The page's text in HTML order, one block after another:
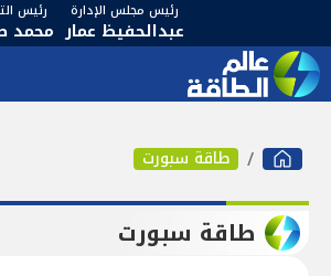
رئيس مجلس الإدارة
عبدالحفيظ عمار
رئيس
محمد
طاقة سبورت
طاقة سبورت